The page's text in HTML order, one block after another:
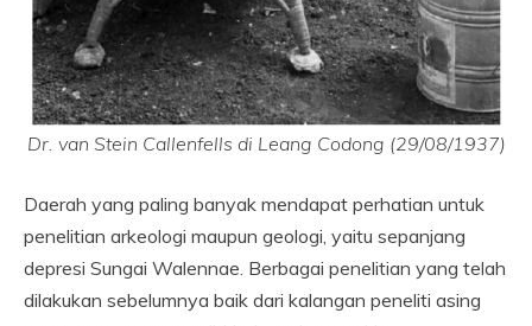
Dr. van Stein Callenfells di Leang Codong (29/08/1937)
Daerah yang paling banyak mendapat perhatian untuk
penelitian arkeologi maupun geologi, yaitu sepanjang
depresi Sungai Walennae. Berbagai penelitian yang telah
dilakukan sebelumnya baik dari kalangan peneliti asing